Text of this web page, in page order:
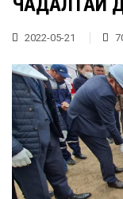
2022-05-21